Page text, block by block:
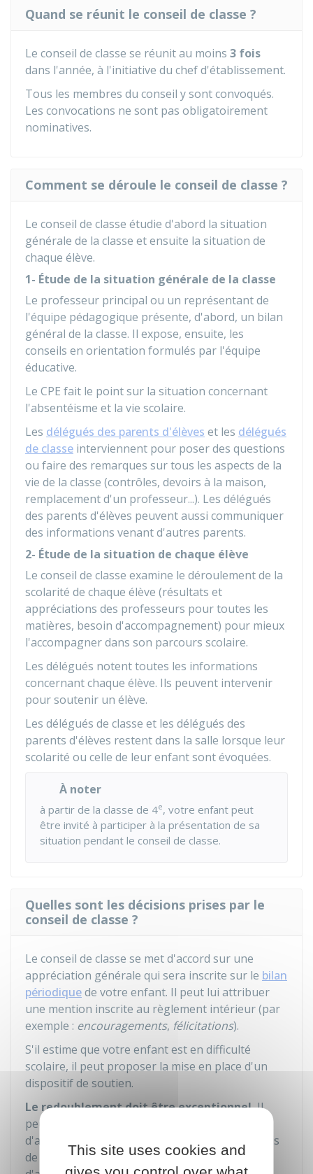
Quand se réunit le conseil de classe ?
Le conseil de classe se réunit au moins 3 fois
dans l'année, à l'initiative du chef d'établissement.
Tous les membres du conseil y sont convoqués.
Les convocations ne sont pas obligatoirement
nominatives.
Comment se déroule le conseil de classe ?
Le conseil de classe étudie d'abord la situation
générale de la classe et ensuite la situation de
chaque élève.
1- Étude de la situation générale de la classe
Le professeur principal ou un représentant de
l'équipe pédagogique présente, d'abord, un bilan
général de la classe. Il expose, ensuite, les
conseils en orientation formulés par l'équipe
éducative.
Le CPE fait le point sur la situation concernant
l'absentéisme et la vie scolaire.
Les délégués des parents d'élèves et les délégués
de classe interviennent pour poser des questions
ou faire des remarques sur tous les aspects de la
vie de la classe (contrôles, devoirs à la maison,
remplacement d'un professeur...). Les délégués
des parents d'élèves peuvent aussi communiquer
des informations venant d'autres parents.
2- Étude de la situation de chaque élève
Le conseil de classe examine le déroulement de la
scolarité de chaque élève (résultats et
appréciations des professeurs pour toutes les
matières, besoin d'accompagnement) pour mieux
l'accompagner dans son parcours scolaire.
Les délégués notent toutes les informations
concernant chaque élève. Ils peuvent intervenir
pour soutenir un élève.
Les délégués de classe et les délégués des
parents d'élèves restent dans la salle lorsque leur
scolarité ou celle de leur enfant sont évoquées.
À noter
à partir de la classe de 4e, votre enfant peut
être invité à participer à la présentation de sa
situation pendant le conseil de classe.
Quelles sont les décisions prises par le
conseil de classe ?
Le conseil de classe se met d'accord sur une
appréciation générale qui sera inscrite sur le bilan
périodiquede votre enfant. Il peut lui attribuer
une mention inscrite au règlement intérieur (par
exemple : encouragements, félicitations).
S'il estime que votre enfant est en difficulté
scolaire, il peut proposer la mise en place d'un
dispositif de soutien.
Le redoublement doit être exceptionnel.Il
peut être prononcé lorsqu'un dispositif
d'accompagnement pédagogique n'a pas permis
de mettre fin aux difficultés importantes
This site uses cookies and